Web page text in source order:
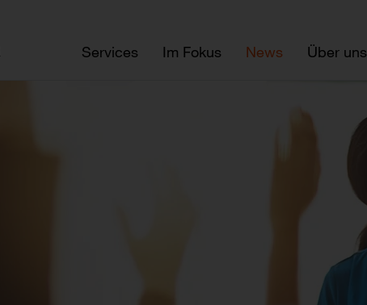
Services Im Fokus News Über uns